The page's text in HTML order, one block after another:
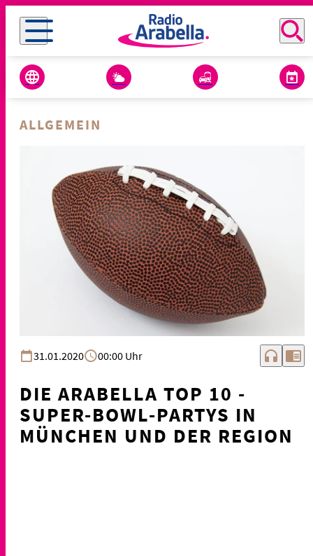
ALLGEMEIN
31.01.2020 00:00 Uhr headphones chrome_reader_mode
DIE ARABELLA TOP 10 -
SUPER-BOWL-PARTYS IN
MÜNCHEN UND DER REGION